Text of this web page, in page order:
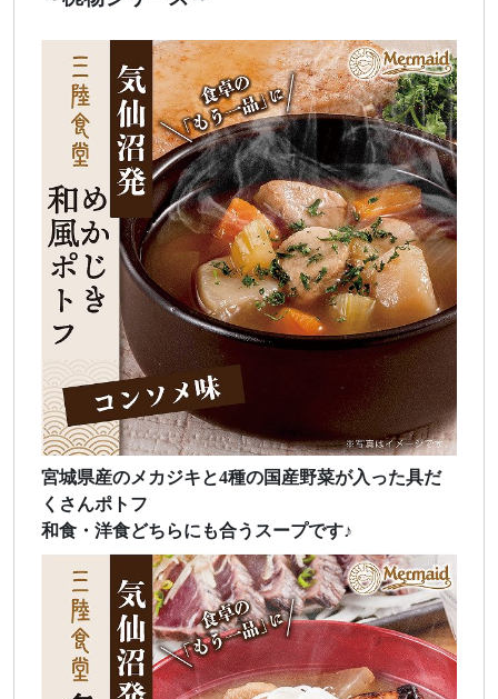
宮城県産のメカジキと4種の国産野菜が入った具だ
くさんポトフ
和食・洋食どちらにも合うスープです♪